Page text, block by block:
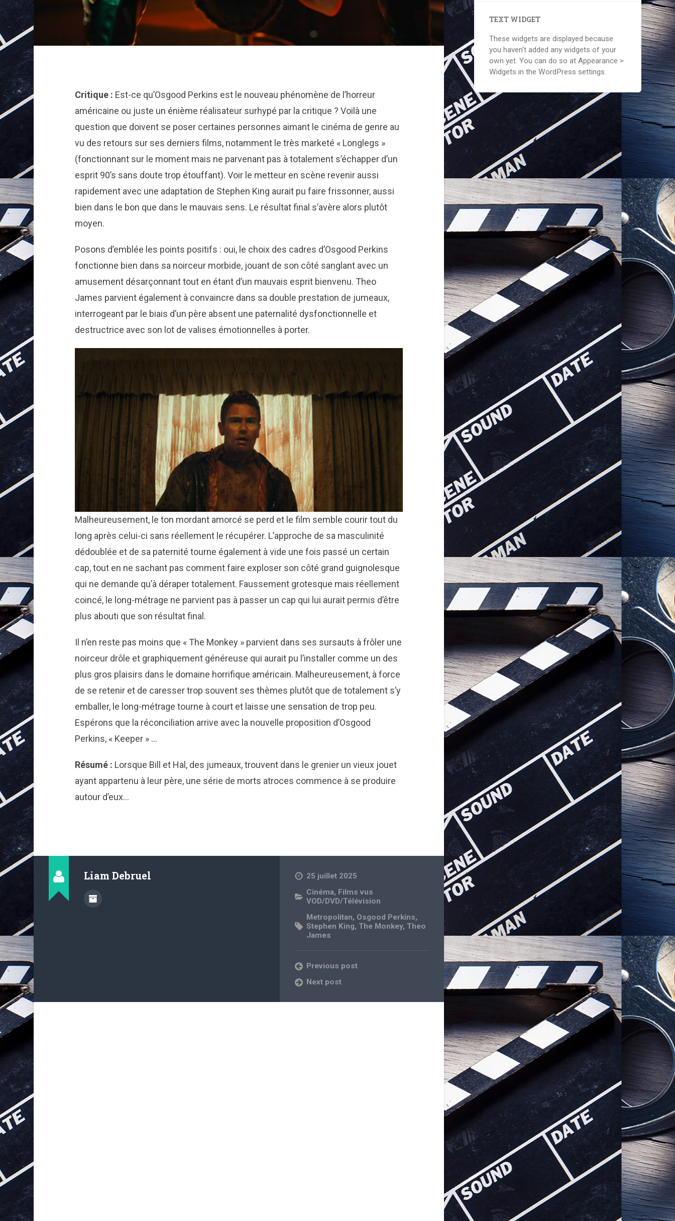
Critique : Est-ce qu’Osgood Perkins est le nouveau phénomène de l’horreur
américaine ou juste un énième réalisateur surhypé par la critique ? Voilà une
question que doivent se poser certaines personnes aimant le cinéma de genre au
vu des retours sur ses derniers films, notamment le très marketé « Longlegs »
(fonctionnant sur le moment mais ne parvenant pas à totalement s’échapper d’un
esprit 90’s sans doute trop étouffant). Voir le metteur en scène revenir aussi
rapidement avec une adaptation de Stephen King aurait pu faire frissonner, aussi
bien dans le bon que dans le mauvais sens. Le résultat final s’avère alors plutôt
moyen.
Posons d’emblée les points positifs : oui, le choix des cadres d’Osgood Perkins
fonctionne bien dans sa noirceur morbide, jouant de son côté sanglant avec un
amusement désarçonnant tout en étant d’un mauvais esprit bienvenu. Theo
James parvient également à convaincre dans sa double prestation de jumeaux,
interrogeant par le biais d’un père absent une paternalité dysfonctionnelle et
destructrice avec son lot de valises émotionnelles à porter.
Malheureusement, le ton mordant amorcé se perd et le film semble courir tout du
long après celui-ci sans réellement le récupérer. L’approche de sa masculinité
dédoublée et de sa paternité tourne également à vide une fois passé un certain
cap, tout en ne sachant pas comment faire exploser son côté grand guignolesque
qui ne demande qu’à déraper totalement. Faussement grotesque mais réellement
coincé, le long-métrage ne parvient pas à passer un cap qui lui aurait permis d’être
plus abouti que son résultat final.
Il n’en reste pas moins que « The Monkey » parvient dans ses sursauts à frôler une
noirceur drôle et graphiquement généreuse qui aurait pu l’installer comme un des
plus gros plaisirs dans le domaine horrifique américain. Malheureusement, à force
de se retenir et de caresser trop souvent ses thèmes plutôt que de totalement s’y
emballer, le long-métrage tourne à court et laisse une sensation de trop peu.
Espérons que la réconciliation arrive avec la nouvelle proposition d’Osgood
Perkins, « Keeper » …
Résumé : Lorsque Bill et Hal, des jumeaux, trouvent dans le grenier un vieux jouet
ayant appartenu à leur père, une série de morts atroces commence à se produire
autour d’eux…
Liam Debruel
25 juillet 2025
Cinéma, Films vus
VOD/DVD/Télévision
Metropolitan, Osgood Perkins,
Stephen King,The Monkey,Theo
James
Previous post
Next post
TEXT WIDGET
These widgets are displayed because
you haven't added any widgets of your
own yet. You can do so at Appearance >
Widgets in the WordPress settings.